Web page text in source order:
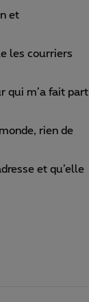
et
les courriers
qui m’a fait part
rien de
et qu’elle